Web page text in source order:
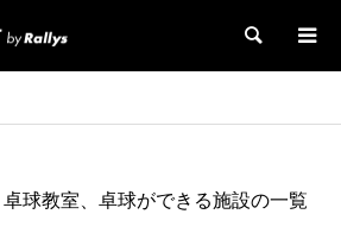
検索
球教室、卓球ができる施設の一覧